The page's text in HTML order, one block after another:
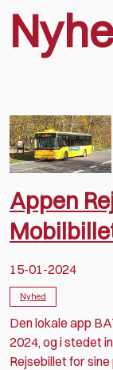
Appen
15-01-2024
Nyhed
Den lokale app
2024, og i stedet
Rejsebillet for